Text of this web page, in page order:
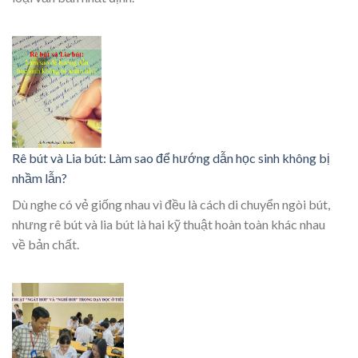
Rê bút và Lia bút: Làm sao để hướng dẫn học sinh không bị
nhầm lẫn?
Dù nghe có vẻ giống nhau vì đều là cách di chuyển ngòi bút,
nhưng rê bút và lia bút là hai kỹ thuật hoàn toàn khác nhau
về bản chất.